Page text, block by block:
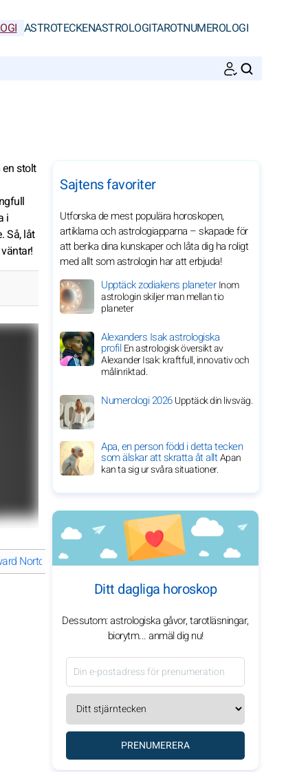
ASTROTECKENASTROLOGITAROTNUMEROLOGI
stolt
i
Så, låt
Nortons anmärkningsvärda resa inom film och aktivism
Sajtens favoriter
Utforska de mest populära horoskopen,
artiklarna och astrologiapparna – skapade för
att berika dina kunskaper och låta dig ha roligt
med allt som astrologin har att erbjuda!
Upptäck zodiakens planeterInom
astrologin skiljer man mellan tio
planeter
Alexanders Isak astrologiska
profilEn astrologisk översikt av
Alexander Isak: kraftfull, innovativ och
målinriktad.
Numerologi 2026Upptäck din livsväg.
Apa, en person född i detta tecken
som älskar att skratta åt alltApan
kan ta sig ur svåra situationer.
Ditt dagliga horoskop
Dessutom: astrologiska gåvor, tarotläsningar,
biorytm... anmäl dig nu!
PRENUMERERA